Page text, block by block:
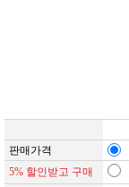
판매가격
5% 할인받고 구매